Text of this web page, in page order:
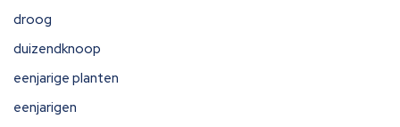
droog
duizendknoop
eenjarige planten
eenjarigen